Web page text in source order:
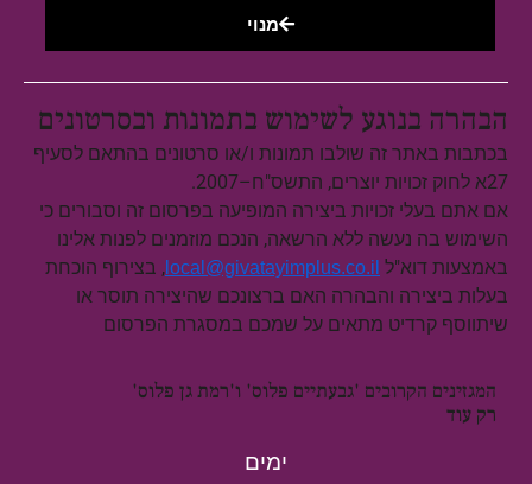
מנוי
הבהרה בנוגע לשימוש בתמונות ובסרטונים
בכתבות באתר זה שולבו תמונות ו/או סרטונים בהתאם לסעיף
27א לחוק זכויות יוצרים, התשס"ח–2007.
אם אתם בעלי זכויות ביצירה המופיעה בפרסום זה וסבורים כי
השימוש בה נעשה ללא הרשאה, הנכם מוזמנים לפנות אלינו
באמצעות דוא"ל local@givatayimplus.co.il , בצירוף הוכחת
בעלות ביצירה והבהרה האם ברצונכם שהיצירה תוסר או
שיתווסף קרדיט מתאים על שמכם במסגרת הפרסום
המגזינים הקרובים 'גבעתיים פלוס' ו'רמת גן פלוס'
רק עוד
ימים